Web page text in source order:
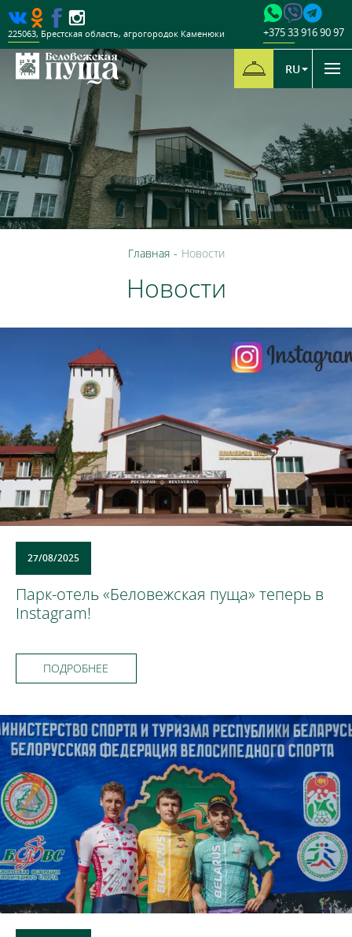
+375 33 916 90 97
225063, Брестская область, агрогородок Каменюки
RU
Главная - Новости
Новости
27/08/2025
Парк-отель «Беловежская пуща» теперь в
Instagram!
ПОДРОБНЕЕ